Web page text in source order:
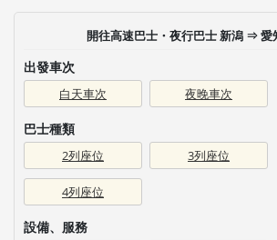
開往高速巴士・夜行巴士 新潟 ⇒ 愛
出發車次
白天車次 夜晚車次
巴士種類
2列座位 3列座位
4列座位
設備、服務